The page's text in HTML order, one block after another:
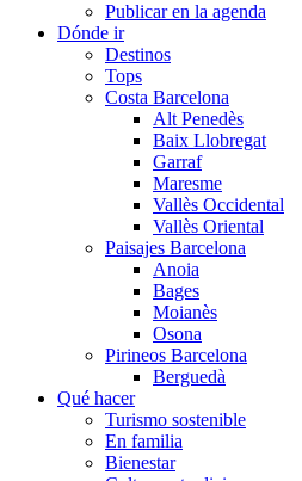
Publicar en la agenda
Dónde ir
Destinos
Tops
Costa Barcelona
Alt Penedès
Baix Llobregat
Garraf
Maresme
Vallès Occidental
Vallès Oriental
Paisajes Barcelona
Anoia
Bages
Moianès
Osona
Pirineos Barcelona
Berguedà
Qué hacer
Turismo sostenible
En familia
Bienestar